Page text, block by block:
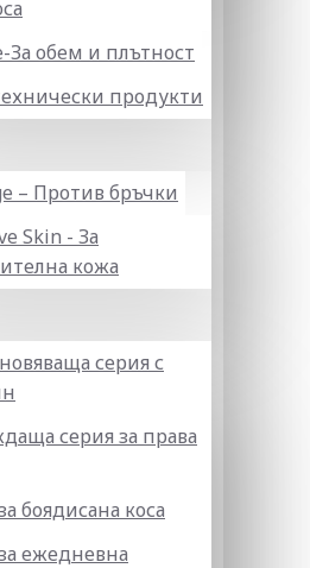
За обем и плътност
продукти
– Против бръчки
Skin - За
кожа
серия с
серия за права
боядисана коса
ежедневна